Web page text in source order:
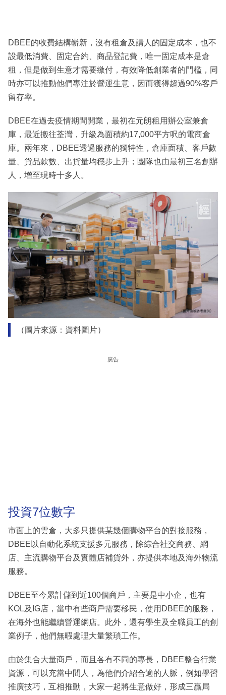
DBEE的收費結構嶄新，沒有租倉及請人的固定成本，也不
設最低消費、固定合約、商品登記費，唯一固定成本是倉
租，但是做到生意才需要繳付，有效降低創業者的門檻，同
時亦可以推動他們專注於營運生意，因而獲得超過90%客戶
留存率。
DBEE在過去疫情期間開業，最初在元朗租用辦公室兼倉
庫，最近搬往荃灣，升級為面積約17,000平方呎的電商倉
庫。兩年來，DBEE透過服務的獨特性，倉庫面積、客戶數
量、貨品款數、出貨量均穩步上升；團隊也由最初三名創辦
人，增至現時十多人。
（圖片來源：資料圖片）
廣告
投資7位數字
市面上的雲倉，大多只提供某幾個購物平台的對接服務，
DBEE以自動化系統支援多元服務，除綜合社交商務、網
店、主流購物平台及實體店補貨外，亦提供本地及海外物流
服務。
DBEE至今累計儲到近100個商戶，主要是中小企，也有
KOL及IG店，當中有些商戶需要移民，使用DBEE的服務，
在海外也能繼續營運網店。此外，還有學生及全職員工的創
業例子，他們無暇處理大量繁瑣工作。
由於集合大量商戶，而且各有不同的專長，DBEE整合行業
資源，可以充當中間人，為他們介紹合適的人脈，例如學習
推廣技巧，互相推動，大家一起將生意做好，形成三贏局